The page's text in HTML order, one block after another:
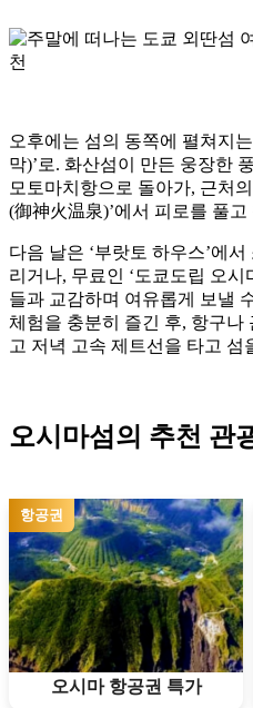
오후에는 섬의 동쪽에 펼쳐지
막)’로. 화산섬이 만든 웅장한
모토마치항으로 돌아가, 근처
(御神火温泉)’에서 피로를 풀
다음 날은 ‘부랏토 하우스’에
리거나, 무료인 ‘도쿄도립 오
들과 교감하며 여유롭게 보낼
체험을 충분히 즐긴 후, 항구
고 저녁 고속 제트선을 타고 섬
오시마섬의 추천 관
항공권
오시마 항공권 특가